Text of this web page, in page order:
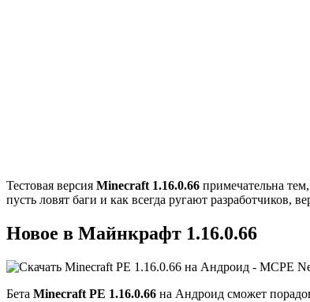
Тестовая версия Minecraft 1.16.0.66 примечательна
пусть ловят баги и как всегда ругают разработчиков,
Новое в Майнкрафт 1.16.0.66
Бета Minecraft PE 1.16.0.66 на Андроид сможет